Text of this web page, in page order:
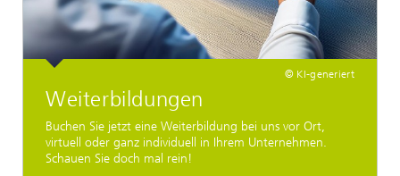
© KI-generiert
Weiterbildungen
Buchen Sie jetzt eine Weiterbildung bei uns vor Ort,
virtuell oder ganz individuell in Ihrem Unternehmen.
Schauen Sie doch mal rein!